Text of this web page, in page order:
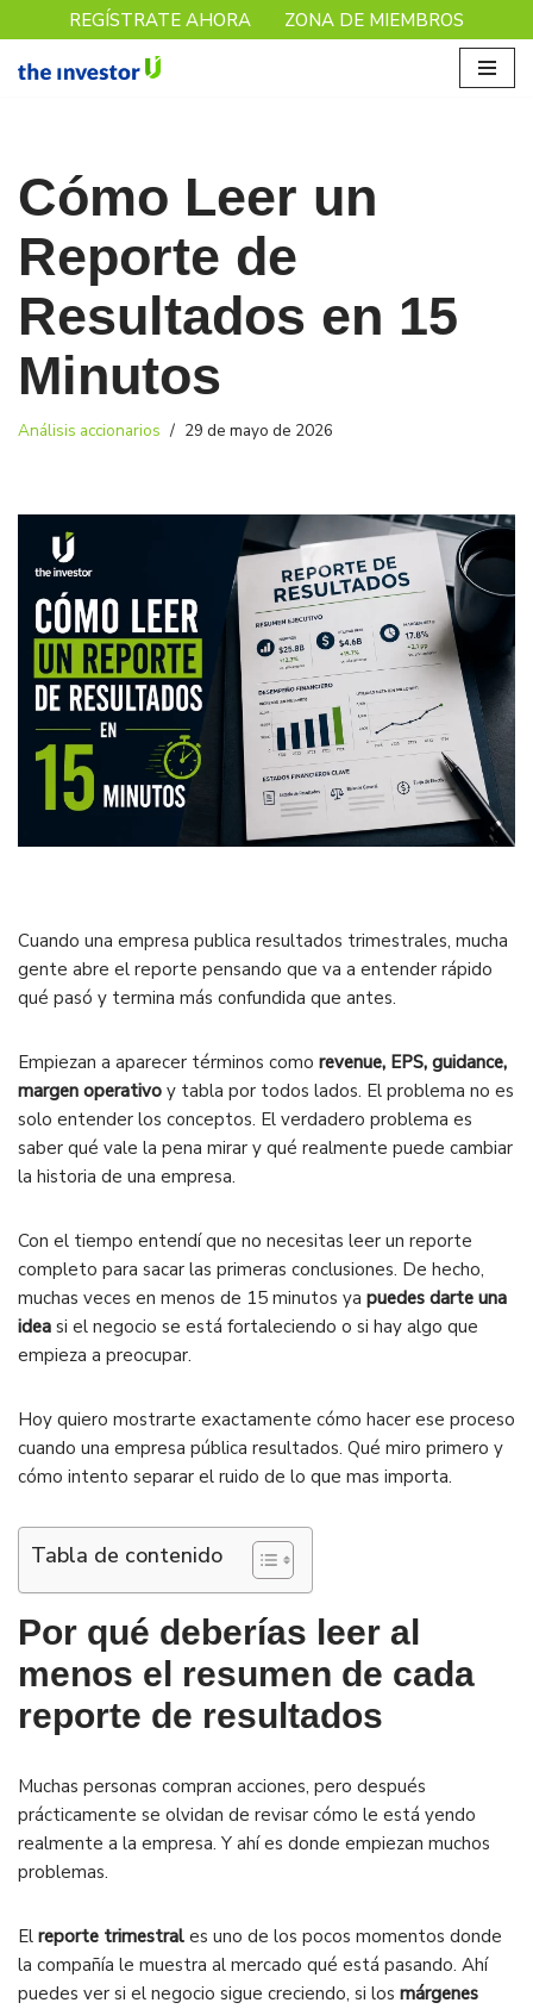
Saltar
REGÍSTRATE AHORA ZONA DE MIEMBROS
Cómo Leer un
Reporte de
Resultados en 15
Minutos
Análisis accionarios 29 de mayo de 2026
Cuando una empresa publica resultados trimestrales, mucha
gente abre el reporte pensando que va a entender rápido
qué pasó y termina más confundida que antes.
Empiezan a aparecer términos como revenue, EPS, guidance,
margen operativo y tabla por todos lados. El problema no es
solo entender los conceptos. El verdadero problema es
saber qué vale la pena mirar y qué realmente puede cambiar
la historia de una empresa.
Con el tiempo entendí que no necesitas leer un reporte
completo para sacar las primeras conclusiones. De hecho,
muchas veces en menos de 15 minutos ya puedes darte una
idea si el negocio se está fortaleciendo o si hay algo que
empieza a preocupar.
Hoy quiero mostrarte exactamente cómo hacer ese proceso
cuando una empresa pública resultados. Qué miro primero y
cómo intento separar el ruido de lo que mas importa.
Tabla de contenido
Por qué deberías leer al
menos el resumen de cada
reporte de resultados
Muchas personas compran acciones, pero después
prácticamente se olvidan de revisar cómo le está yendo
realmente a la empresa. Y ahí es donde empiezan muchos
problemas.
El reporte trimestral es uno de los pocos momentos donde
la compañía le muestra al mercado qué está pasando. Ahí
puedes ver si el negocio sigue creciendo, si los márgenes